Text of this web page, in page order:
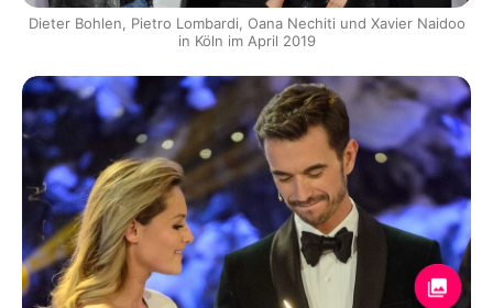
Dieter Bohlen, Pietro Lombardi, Oana Nechiti und Xavier Naidoo
in Köln im April 2019